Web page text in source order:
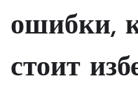
ошибки,
стоит